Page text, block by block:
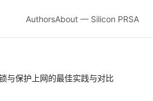
AuthorsAbout — Silicon PRSA
与保护上网的最佳实践与对比